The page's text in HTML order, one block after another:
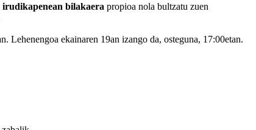
bilakaera propioa nola bultzatu zuen
Lehenengoa ekainaren 19an izango da, osteguna, 17:00etan.